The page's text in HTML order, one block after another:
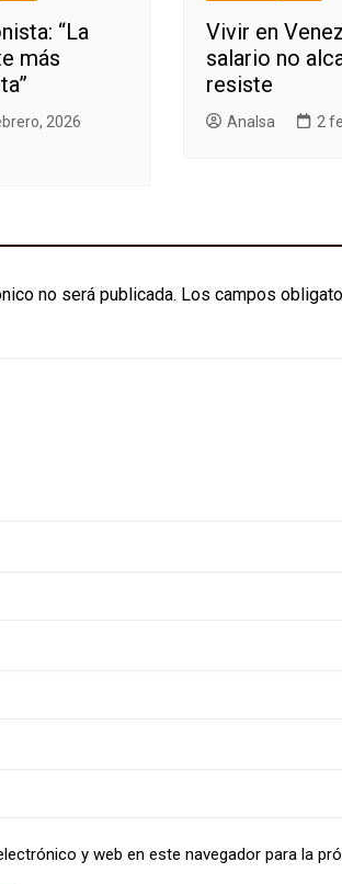
“La
más
2026
Vivir en
salario no
resiste
AnaIsa 2
no será publicada. Los campos
y web en este navegador para la